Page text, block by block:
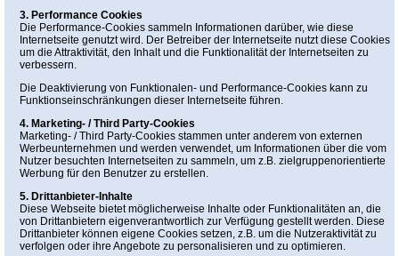
3. Performance Cookies
Die Performance-Cookies sammeln Informationen darüber, wie diese
Internetseite genutzt wird. Der Betreiber der Internetseite nutzt diese Cookies
um die Attraktivität, den Inhalt und die Funktionalität der Internetseiten zu
verbessern.
Die Deaktivierung von Funktionalen- und Performance-Cookies kann zu
Funktionseinschränkungen dieser Internetseite führen.
4. Marketing- / Third Party-Cookies
Marketing- / Third Party-Cookies stammen unter anderem von externen
Werbeunternehmen und werden verwendet, um Informationen über die vom
Nutzer besuchten Internetseiten zu sammeln, um z.B. zielgruppenorientierte
Werbung für den Benutzer zu erstellen.
5. Drittanbieter-Inhalte
Diese Webseite bietet möglicherweise Inhalte oder Funktionalitäten an, die
von Drittanbietern eigenverantwortlich zur Verfügung gestellt werden. Diese
Drittanbieter können eigene Cookies setzen, z.B. um die Nutzeraktivität zu
verfolgen oder ihre Angebote zu personalisieren und zu optimieren.